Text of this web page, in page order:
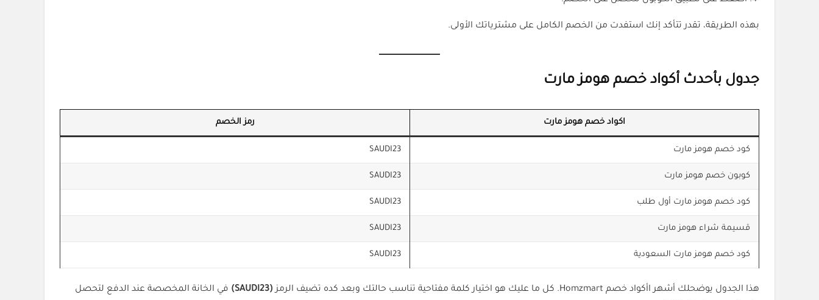
بهذه الطريقة، تقدر تتأكد إنك استفدت من الخصم الكامل على مشترياتك الأولى.
جدول بأحدث أكواد خصم هومز مارت
اكواد خصم هومز مارت رمز الخصم
كود خصم هومز مارت SAUDI23
كوبون خصم هومز مارت SAUDI23
كود خصم هومز مارت أول طلب SAUDI23
قسيمة شراء هومز مارت SAUDI23
كود خصم هومز مارت السعودية SAUDI23
هذا الجدول يوضحلك أشهر اأكواد خصم Homzmart. كل ما عليك هو اختيار كلمة مفتاحية تناسب حالتك وبعد كده تضيف الرمز (SAUDI23)
في الخانة المخصصة عند الدفع لتحصل